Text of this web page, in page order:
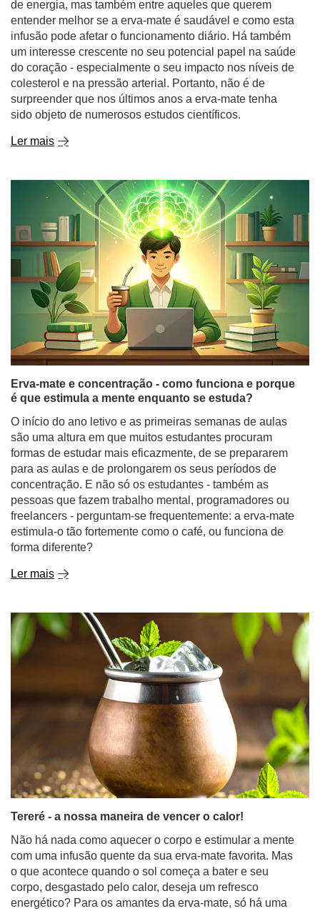
de energia, mas também entre aqueles que querem
entender melhor se a erva-mate é saudável e como esta
infusão pode afetar o funcionamento diário. Há também
um interesse crescente no seu potencial papel na saúde
do coração - especialmente o seu impacto nos níveis de
colesterol e na pressão arterial. Portanto, não é de
surpreender que nos últimos anos a erva-mate tenha
sido objeto de numerosos estudos científicos.
Ler mais
Erva-mate e concentração - como funciona e porque
é que estimula a mente enquanto se estuda?
O início do ano letivo e as primeiras semanas de aulas
são uma altura em que muitos estudantes procuram
formas de estudar mais eficazmente, de se prepararem
para as aulas e de prolongarem os seus períodos de
concentração. E não só os estudantes - também as
pessoas que fazem trabalho mental, programadores ou
freelancers - perguntam-se frequentemente: a erva-mate
estimula-o tão fortemente como o café, ou funciona de
forma diferente?
Ler mais
Tereré - a nossa maneira de vencer o calor!
Não há nada como aquecer o corpo e estimular a mente
com uma infusão quente da sua erva-mate favorita. Mas
o que acontece quando o sol começa a bater e seu
corpo, desgastado pelo calor, deseja um refresco
energético? Para os amantes da erva-mate, só há uma